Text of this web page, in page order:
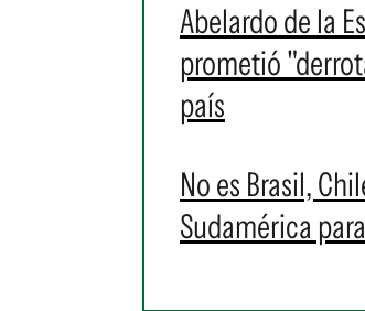
Abelardo de la
prometió
país
No es Brasil,
Sudamérica